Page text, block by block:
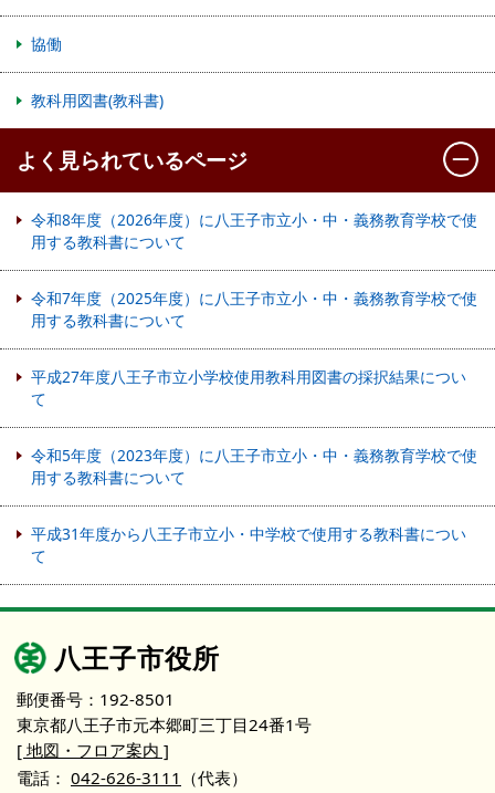
協働
教科用図書(教科書)
よく見られているページ
令和8年度（2026年度）に八王子市立小・中・義務教育学校で使
用する教科書について
令和7年度（2025年度）に八王子市立小・中・義務教育学校で使
用する教科書について
平成27年度八王子市立小学校使用教科用図書の採択結果につい
て
令和5年度（2023年度）に八王子市立小・中・義務教育学校で使
用する教科書について
平成31年度から八王子市立小・中学校で使用する教科書につい
て
八王子市役所
郵便番号：192-8501
東京都八王子市元本郷町三丁目24番1号
[ 地図・フロア案内 ]
電話： 042-626-3111 （代表）